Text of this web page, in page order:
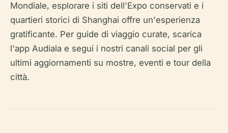
Mondiale, esplorare i siti dell'Expo conservati e i
quartieri storici di Shanghai offre un'esperienza
gratificante. Per guide di viaggio curate, scarica
l'app Audiala e segui i nostri canali social per gli
ultimi aggiornamenti su mostre, eventi e tour della
città.